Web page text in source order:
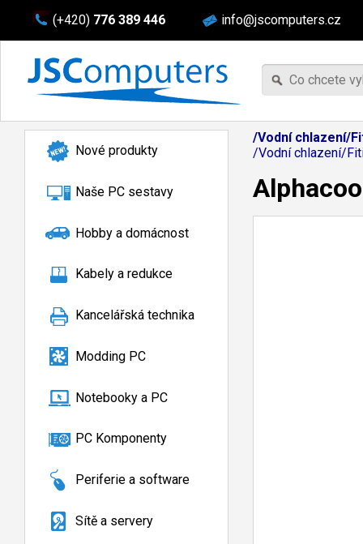
(+420) 776 389 446 info@jscomputers.cz
Nové produkty
Naše PC sestavy
Hobby a domácnost
Kabely a redukce
Kancelářská technika
Modding PC
Notebooky a PC
PC Komponenty
Periferie a software
Sítě a servery
/Vodní chlazení/
/Vodní chlazení/